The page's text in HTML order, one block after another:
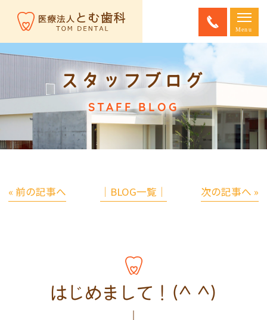
スタッフブログ
STAFF BLOG
« 前の記事へ │BLOG一覧│ 次の記事へ »
はじめまして！(^ ^)